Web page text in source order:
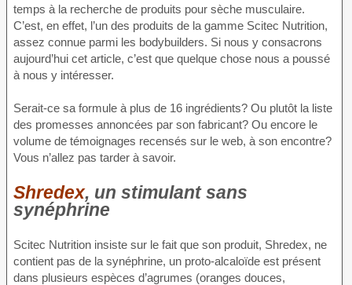
temps à la recherche de produits pour sèche musculaire.
C’est, en effet, l’un des produits de la gamme Scitec Nutrition,
assez connue parmi les bodybuilders. Si nous y consacrons
aujourd’hui cet article, c’est que quelque chose nous a poussé
à nous y intéresser.
Serait-ce sa formule à plus de 16 ingrédients? Ou plutôt la liste
des promesses annoncées par son fabricant? Ou encore le
volume de témoignages recensés sur le web, à son encontre?
Vous n’allez pas tarder à savoir.
Shredex, un stimulant sans
synéphrine
Scitec Nutrition insiste sur le fait que son produit, Shredex, ne
contient pas de la synéphrine, un proto-alcaloïde est présent
dans plusieurs espèces d’agrumes (oranges douces,